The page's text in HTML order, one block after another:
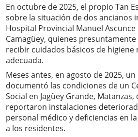
En octubre de 2025, el propio Tan
sobre la situación de dos ancianos
Hospital Provincial Manuel
Camagüey, quienes
recibir cuidados básicos de higiene
adecuada.
Meses antes, en agosto de 2025,
documentó las condiciones de un
Social en Jagüey Grande, Matanzas,
reportaron instalaciones
personal médico y deficiencias en
a los residentes.